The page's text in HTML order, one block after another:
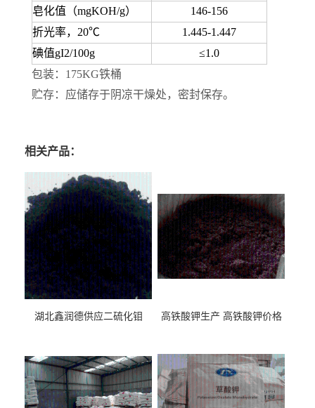
皂化值（mgKOH/g）
146-156
折光率，20℃
1.445-1.447
碘值gI2/100g
≤1.0
包装：175KG铁桶
贮存：应储存于阴凉干燥处，密封保存。
相关产品：
湖北鑫润德供应二硫化钼 高铁酸钾生产 高铁酸钾价格